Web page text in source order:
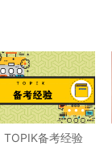
TOPIK备考经验